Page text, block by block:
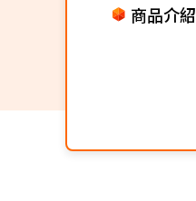
商品介紹